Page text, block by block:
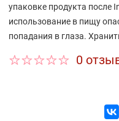
упаковке продукта после
использование в пищу
попадания в глаза.
0